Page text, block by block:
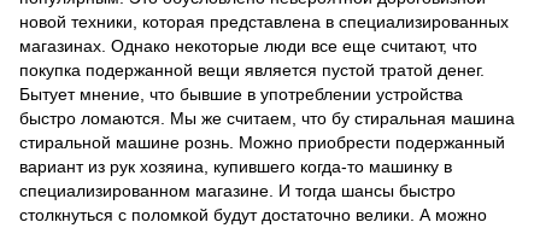
новой техники, которая представлена в специализированных
магазинах. Однако некоторые люди все еще считают, что
покупка подержанной вещи является пустой тратой денег.
Бытует мнение, что бывшие в употреблении устройства
быстро ломаются. Мы же считаем, что бу стиральная машина
стиральной машине рознь. Можно приобрести подержанный
вариант из рук хозяина, купившего когда-то машинку в
специализированном магазине. И тогда шансы быстро
столкнуться с поломкой будут достаточно велики. А можно